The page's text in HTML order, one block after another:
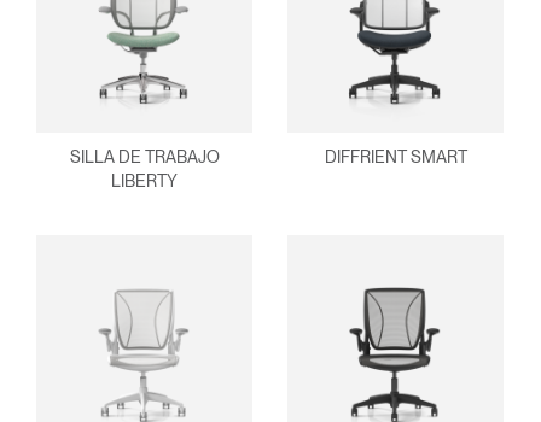
¿Ha olvidado su
contraseña?
Select
ENTRAR
SILLA DE TRABAJO
LIBERTY
DIFFRIENT SMART